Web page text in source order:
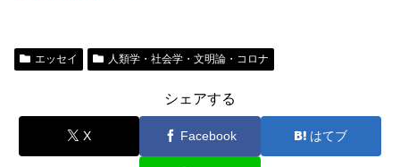
エッセイ 人類学・社会学・文明論・コロナ
シェアする
X Facebook はてブ